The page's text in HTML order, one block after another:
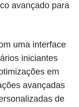
avançado para
uma interface
iniciantes
em
avançadas
de